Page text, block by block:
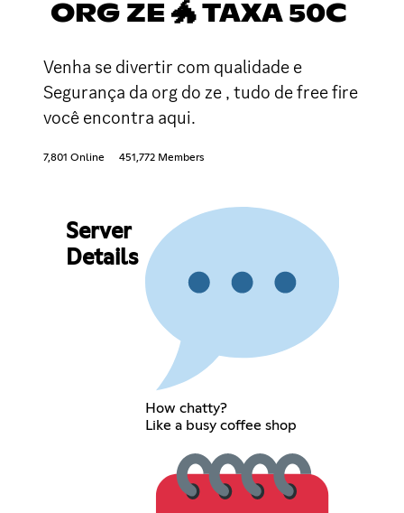
ORG ZE 🐲 TAXA 50C
Venha se divertir com qualidade e
Segurança da org do ze , tudo de free fire
você encontra aqui.
7,801 Online 451,772 Members
Server
Details
How chatty?
Like a busy coffee shop